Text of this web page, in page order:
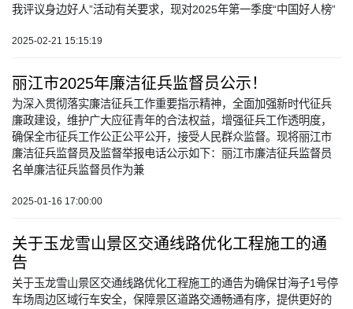
我评议身边好人”活动有关要求，现对2025年第一季度“中国好人榜”
2025-02-21 15:15:19
丽江市2025年廉洁征兵监督员公示！
为深入贯彻落实廉洁征兵工作重要指示精神，全面加强新时代征兵
廉政建设，维护广大应征青年的合法权益，增强征兵工作透明度，
确保全市征兵工作公正公平公开，接受人民群众监督。现将丽江市
廉洁征兵监督员及监督举报电话公示如下：丽江市廉洁征兵监督员
名单廉洁征兵监督员作为兼
2025-01-16 17:00:00
关于玉龙雪山景区交通线路优化工程施工的通
告
关于玉龙雪山景区交通线路优化工程施工的通告为确保甘海子1号停
车场周边区域行车安全，保障景区道路交通畅通有序，提供更好的